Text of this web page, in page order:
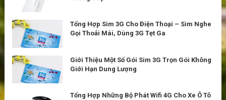
Tổng Hợp Sim 3G Cho Điện Thoại – Sim Nghe
Gọi Thoải Mái, Dùng 3G Tẹt Ga
Giới Thiệu Một Số Gói Sim 3G Trọn Gói Không
Giới Hạn Dung Lượng
Tổng Hợp Những Bộ Phát Wifi 4G Cho Xe Ô Tô